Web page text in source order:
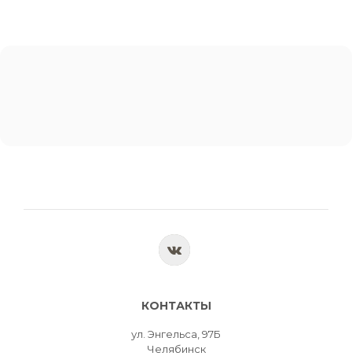
КОНТАКТЫ
ул. Энгельса, 97Б
Челябинск